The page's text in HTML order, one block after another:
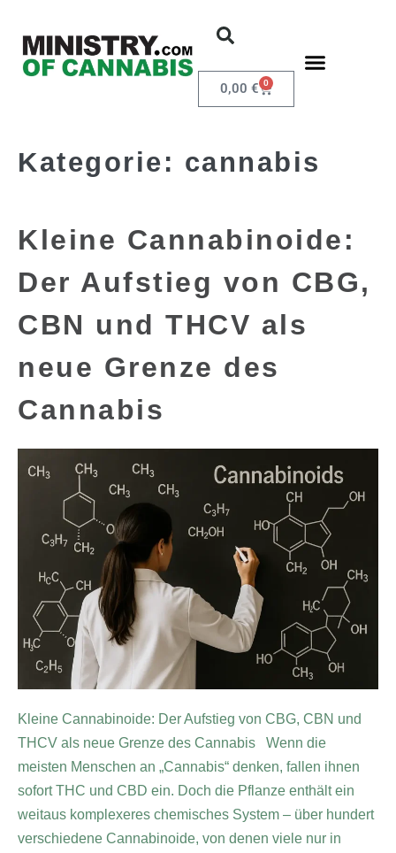
0,00 € 0
Kategorie: cannabis
Kleine Cannabinoide:
Der Aufstieg von CBG,
CBN und THCV als
neue Grenze des
Cannabis
Kleine Cannabinoide: Der Aufstieg von CBG, CBN und
THCV als neue Grenze des Cannabis Wenn die
meisten Menschen an „Cannabis“ denken, fallen ihnen
sofort THC und CBD ein. Doch die Pflanze enthält ein
weitaus komplexeres chemisches System – über hundert
verschiedene Cannabinoide, von denen viele nur in